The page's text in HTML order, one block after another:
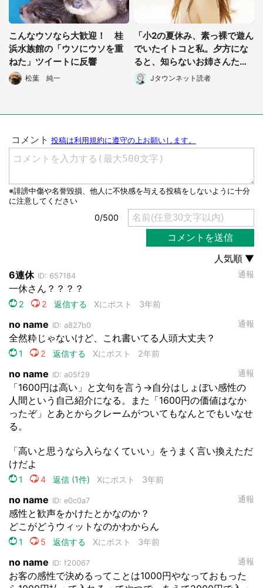
こんなウソなら大歓迎！ 桂
浜水族館の「ウソにウソを重
ねた」ツイートに反響
松葉 純一
「小2の夏休み、素っ裸で遊ん
でいたイトコと私。夕方にな
ると、知らないお姉さんたち
が...」（神奈川県・30代女
性）
Jタウンネット読者